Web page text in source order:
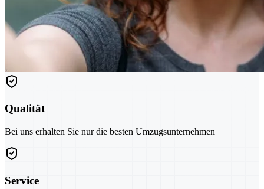
Qualität
Bei uns erhalten Sie nur die besten Umzugsunternehmen
Service